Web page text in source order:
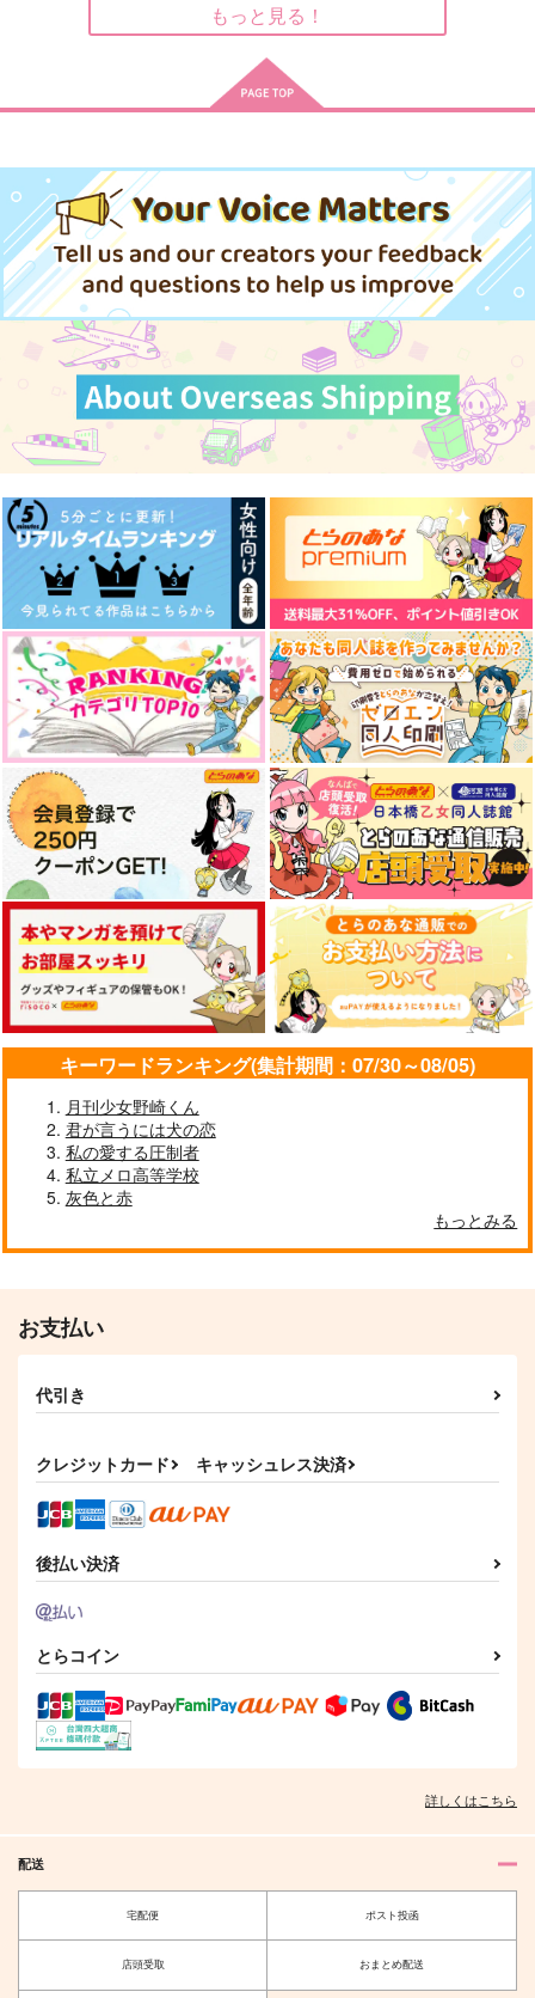
作品詳細
マイスイートダーリ
（税込）
日々樹渉×天祥院英智
サンプル
作品詳細
瞬く星のきらめきよ
ひまわりサブレ
629円 （税込）
日々樹渉×天祥院英智
サンプル
作品詳細
Fall
駒込
330円 （税込）
真白友也×日々樹渉
サンプル
作品詳細
大きなハート
ジュラ紀
629円 （税込）
日々樹渉×天祥院英智
サンプル
作品詳細
galleria fotografica
Cotton Candy
1,257 （税込）
日々樹渉
サンプル
作品詳細
恋してほしいわけでは
なかった
ブレイクタイム
275円（税込）
氷鷹北斗×日々樹渉
サンプル
作品詳細
タードマーチ
お月見団子
1,257 （税込）
神代類×天馬司
サンプル
作品詳細
インドラ
715
くず弐
専売 330円 （税込）
大神晃牙×朔間零
サンプル
カート
専売 787円（税込）
あんさんぶるスターズ！
羽風薫×朔間零
サンプル
朱華の空
専売 2,357円 （税込）
あんさんぶるスターズ！
羽風薫×朔間零
サンプル
祝福
朱華の空
専売 787円（税込）
羽風薫×朔間零
サンプル
カート
きみがすきだよ
中性浮力
専売 629円 （税込）
あんさんぶるスターズ！
羽風薫×朔間零
サンプル
カート
baby baby
ジュラ紀
専売 472円（税込）
あんさんぶるスターズ！
日々樹渉×天祥院英智
サンプル
カート
SAKUHATA
787
あんさんぶるスターズ！
朔間零×大神晃牙
サンプル
カート
1,100
あんさんぶるスターズ！
サンプル
ぽてちをよいしょ
787
あんさんぶるスターズ！
サンプル
After the Dot, The Da
ys Continue
oshokuzi
朔間零×羽風薫
サンプル
カート
OFF THE RECORD
朔間零×羽風薫
サンプル
カート
零敬ログ本
あんさんぶるスターズ！
朔間零×蓮巳敬人
サンプル
カート
もっと見る！
キーワードランキング(集計期間：07/30～08/05)
月刊少女野崎くん
君が言うには犬の恋
私の愛する圧制者
私立メロ高等学校
灰色と赤
もっとみる
お支払い
代引き
クレジットカード キャッシュレス決済
後払い決済
とらコイン
詳しくはこちら
配送
宅配便 ポスト投函
店頭受取 おまとめ配送